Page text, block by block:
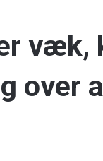
væk,
over